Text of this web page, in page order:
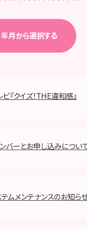
年月から選択する
『クイズ！THE違和感』
ンバーとお申し込みについ
テムメンテナンスのお知ら